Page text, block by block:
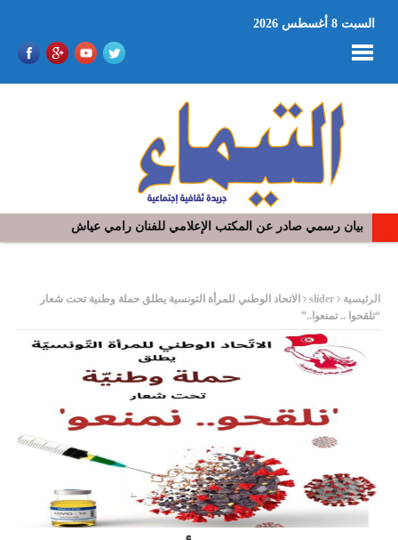
السبت 8 أغسطس 2026
في افتتاح مهرجان بومخلوف الدولي: رؤوف ماهر يتالق و يشد الجمهور
الرئيسية slider
الاتحاد الوطني للمرأة التونسية يطلق حملة وطنية تحت شعار
“تلقحوا .. تمنعوا..”